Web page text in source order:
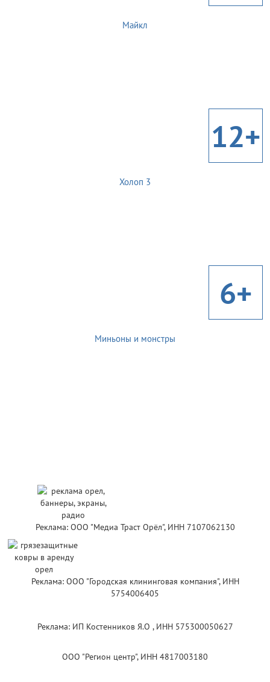
Майкл
12+
Холоп 3
6+
Миньоны и монстры
Реклама: ООО "Медиа Траст Орёл", ИНН 7107062130
Реклама: ООО "Городская клининговая компания", ИНН
5754006405
Реклама: ИП Костенников Я.О , ИНН 575300050627
ООО "Регион центр", ИНН 4817003180